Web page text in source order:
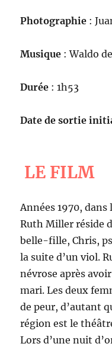
Photographie :
Musique : Waldo
Durée : 1h53
Date de sortie
LE FILM
Années 1970, dans
Ruth Miller réside
belle-fille, Chris,
la suite d’un viol.
névrose après
mari. Les deux
de peur, d’autant
région est le
Lors d’une nuit